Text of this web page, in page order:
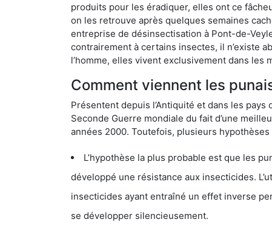
produits pour les éradiquer, elles ont ce
on les retrouve après quelques semaines
entreprise de désinsectisation à Pont-de-
contrairement à certains insectes, il n’existe
l’homme, elles vivent exclusivement dans les
Comment viennent les
Présentent depuis l’Antiquité et dans les
Seconde Guerre mondiale du fait d’une
années 2000. Toutefois, plusieurs
L’hypothèse la plus probable est que les
développé une résistance aux insecticides. L’utilisation
insecticides ayant entraîné un effet inverse permettant donc aux
se développer silencieusement.